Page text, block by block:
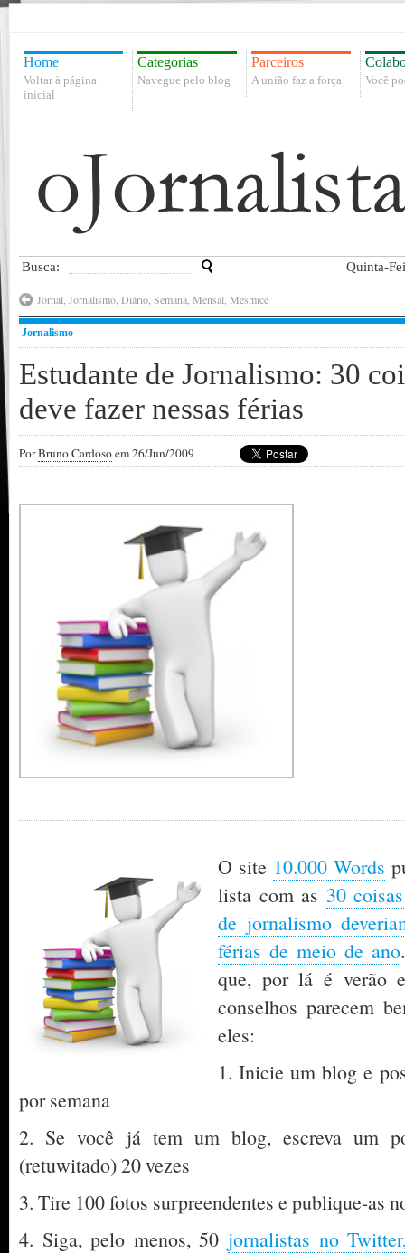
Home
Voltar à página
inicial
Categorias
Navegue pelo blog
Parceiros
A união faz a força Você
Busca: Quinta-
Jornal, Jornalismo, Diário, Semana, Mensal, Mesmice
Jornalismo
Estudante de Jornalismo: 30
deve fazer nessas férias
PorBruno Cardosoem 26/Jun/2009
O site 10.000 Words
lista com as 30
de jornalismo
férias de meio de ano
que, por lá é verão
conselhos parecem
eles:
1. Inicie um blog e
por semana
2. Se você já tem um blog, escreva um
(retuwitado) 20 vezes
3. Tire 100 fotos surpreendentes e publique-as
4. Siga, pelo menos, 50 jornalistas no